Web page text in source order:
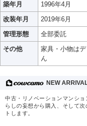
築年月
1996年4月
改装年月
2019年6月
管理形態
全部委託
その他
家具・小物は
ん
NEW
中古・リノベーションマンシ
らしの妄想から購入、そして
トします。